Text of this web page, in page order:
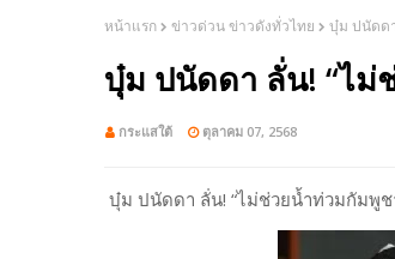
หน้าแรก ข่าวด่วน ข่าวดังทั่วไทย บุ๋ม ปนัดด
บุ๋ม ปนัดดา ลั่น! “ไม่
กระแสใต้ ตุลาคม 07, 2568
บุ๋ม ปนัดดา ลั่น! “ไม่ช่วยน้ำท่วมกัมพู